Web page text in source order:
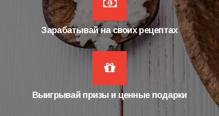
Зарабатывай на своих рецептах
Выигрывай призы и ценные подарки